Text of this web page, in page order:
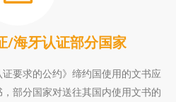
/海牙认证部分国家
要求的公约》缔约国使用的文书应
部分国家对送往其国内使用文书的